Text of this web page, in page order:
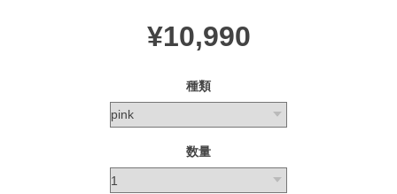
¥10,990
種類
数量